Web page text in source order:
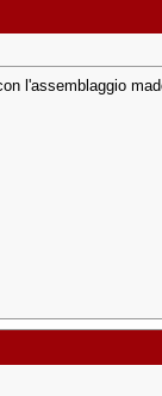
l'assemblaggio